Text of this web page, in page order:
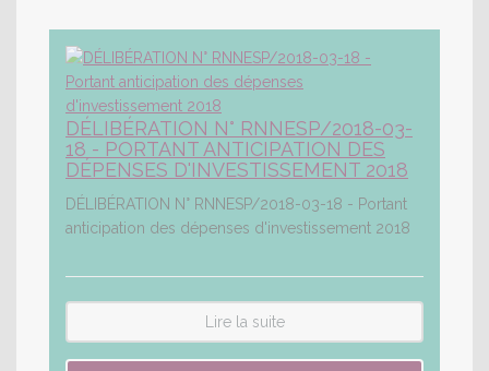
DÉLIBÉRATION N° RNNESP/2018-03-
18 - PORTANT ANTICIPATION DES
DÉPENSES D'INVESTISSEMENT 2018
DÉLIBÉRATION N° RNNESP/2018-03-18 - Portant
anticipation des dépenses d'investissement 2018
Lire la suite